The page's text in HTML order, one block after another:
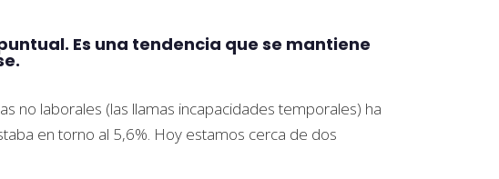
Es una tendencia que se mantiene
no laborales (las llamas incapacidades temporales) ha
en torno al 5,6%. Hoy estamos cerca de dos